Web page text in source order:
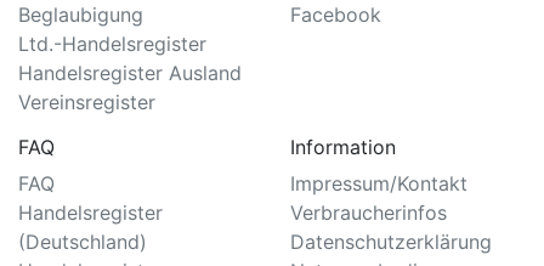
Beglaubigung
Ltd.-Handelsregister
Handelsregister Ausland
Vereinsregister
Facebook
FAQ
FAQ
Handelsregister
(Deutschland)
Information
Impressum/Kontakt
Verbraucherinfos
Datenschutzerklärung